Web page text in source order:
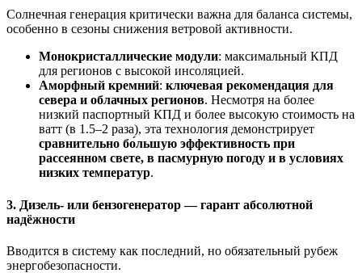
Солнечная генерация критически важна для баланса системы,
особенно в сезоны снижения ветровой активности.
Монокристаллические модули: максимальный КПД
для регионов с высокой инсоляцией.
Аморфный кремний: ключевая рекомендация для
севера и облачных регионов. Несмотря на более
низкий паспортный КПД и более высокую стоимость на
ватт (в 1.5–2 раза), эта технология демонстрирует
сравнительно бо́льшую эффективность при
рассеянном свете, в пасмурную погоду и в условиях
низких температур.
3. Дизель- или бензогенератор — гарант абсолютной
надёжности
Вводится в систему как последний, но обязательный рубеж
энергобезопасности.